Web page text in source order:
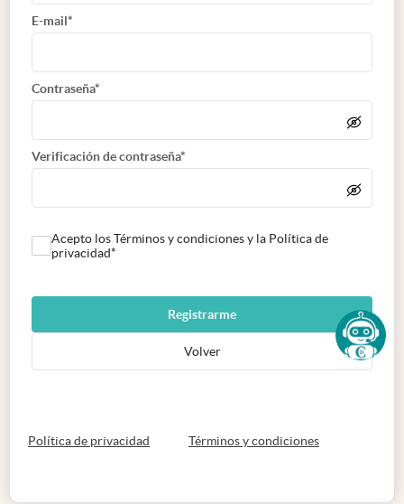
E-mail*
Contraseña*
Verificación de contraseña*
Acepto los Términos y condiciones y la Política de
privacidad*
Registrarme
Volver
Política de privacidad abre en nueva pestaña
Términos y condicionesabre en nueva